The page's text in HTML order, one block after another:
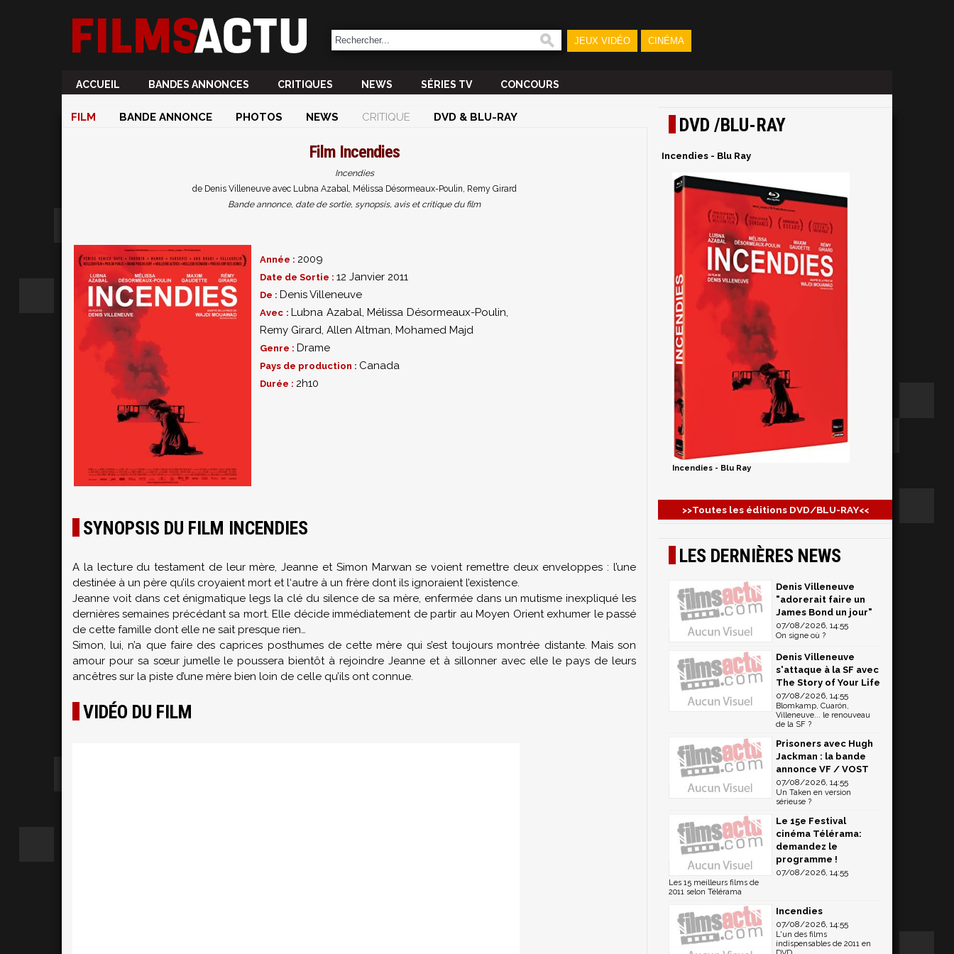
JEUX VIDÉO CINÉMA
ACCUEIL BANDES ANNONCES CRITIQUES NEWS SÉRIES TV CONCOURS
FILM BANDE ANNONCE PHOTOS NEWS CRITIQUE DVD & BLU-RAY
Film Incendies
Incendies
de Denis Villeneuve avec Lubna Azabal, Mélissa Désormeaux-Poulin, Remy Girard
Bande annonce, date de sortie, synopsis, avis et critique du film
Année : 2009
Date de Sortie : 12 Janvier 2011
De : Denis Villeneuve
Avec : Lubna Azabal,Mélissa Désormeaux-Poulin,
Remy Girard, Allen Altman, Mohamed Majd
Genre : Drame
Pays de production : Canada
Durée : 2h10
SYNOPSIS DU FILM INCENDIES
A la lecture du testament de leur mère, Jeanne et Simon Marwan se voient remettre deux enveloppes : l’une
destinée à un père qu’ils croyaient mort et l‘autre à un frère dont ils ignoraient l’existence.
Jeanne voit dans cet énigmatique legs la clé du silence de sa mère, enfermée dans un mutisme inexpliqué les
dernières semaines précédant sa mort. Elle décide immédiatement de partir au Moyen Orient exhumer le passé
de cette famille dont elle ne sait presque rien…
Simon, lui, n’a que faire des caprices posthumes de cette mère qui s’est toujours montrée distante. Mais son
amour pour sa sœur jumelle le poussera bientôt à rejoindre Jeanne et à sillonner avec elle le pays de leurs
ancêtres sur la piste d’une mère bien loin de celle qu’ils ont connue.
VIDÉO DU FILM
DVD /BLU-RAY
Incendies - Blu Ray
Incendies - Blu Ray
>>Toutes les éditions DVD/BLU-RAY<<
LES DERNIÈRES NEWS
Denis Villeneuve
"adorerait faire un
James Bond un jour"
07/08/2026, 14:55
On signe où ?
Denis Villeneuve
s'attaque à la SF avec
The Story of Your Life
07/08/2026, 14:55
Blomkamp, Cuarón,
Villeneuve... le renouveau
de la SF ?
Prisoners avec Hugh
Jackman : la bande
annonce VF / VOST
07/08/2026, 14:55
Un Taken en version
sérieuse ?
Le 15e Festival
cinéma Télérama:
demandez le
programme !
07/08/2026, 14:55
Les 15 meilleurs films de
2011 selon Télérama
Incendies
07/08/2026, 14:55
L'un des films
indispensables de 2011 en